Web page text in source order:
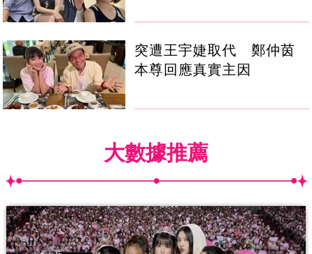
突遭王宇婕取代 鄭仲茵
本尊回應真實主因
大數據推薦